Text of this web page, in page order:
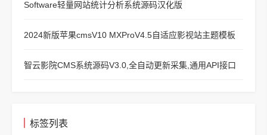
Software轻量网站统计分析系统源码汉化版
2024新版苹果cmsV10 MXProV4.5自适应影视站主题模板
智云影院CMS系统源码V3.0,全自动更新采集,通用API接口
标签列表